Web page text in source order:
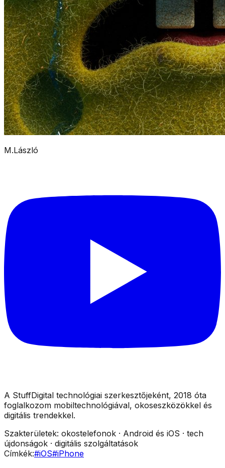
M.László
A StuffDigital technológiai szerkesztőjeként, 2018 óta
foglalkozom mobiltechnológiával, okoseszközökkel és
digitális trendekkel.
Szakterületek: okostelefonok · Android és iOS · tech
újdonságok · digitális szolgáltatások
Címkék:#iOS#iPhone